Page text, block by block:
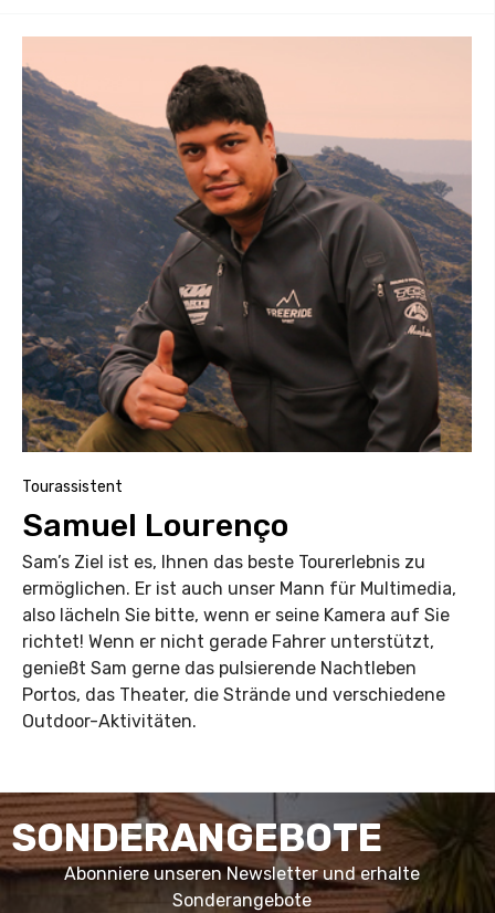
Tourassistent
Samuel Lourenço
Sam’s Ziel ist es, Ihnen das beste Tourerlebnis zu
ermöglichen. Er ist auch unser Mann für Multimedia,
also lächeln Sie bitte, wenn er seine Kamera auf Sie
richtet! Wenn er nicht gerade Fahrer unterstützt,
genießt Sam gerne das pulsierende Nachtleben
Portos, das Theater, die Strände und verschiedene
Outdoor-Aktivitäten.
SONDERANGEBOTE
Abonniere unseren Newsletter und erhalte
Sonderangebote